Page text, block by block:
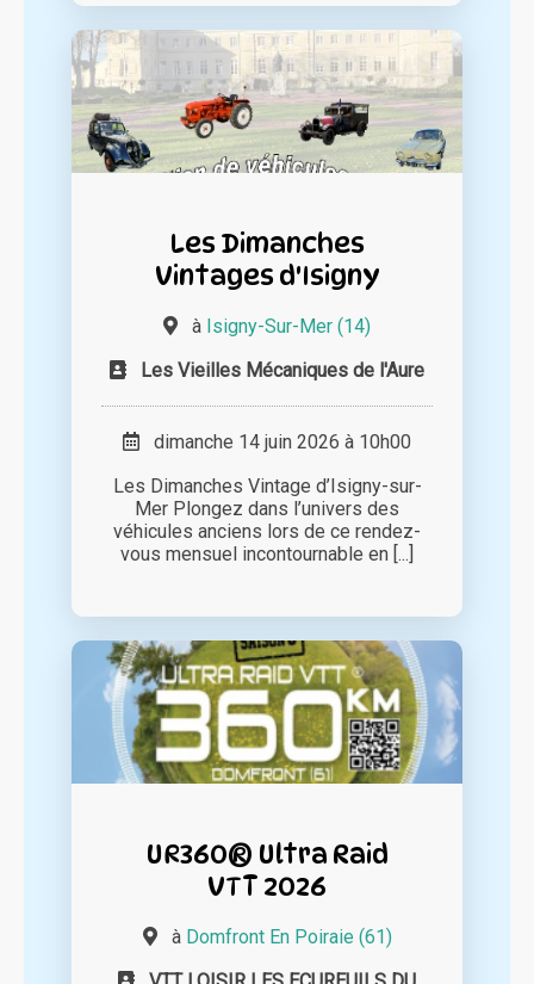
Les Dimanches
Vintages d'Isigny
à Isigny-Sur-Mer (14)
Les Vieilles Mécaniques de l'Aure
dimanche 14 juin 2026 à 10h00
Les Dimanches Vintage d’Isigny-sur-
Mer Plongez dans l’univers des
véhicules anciens lors de ce rendez-
vous mensuel incontournable en [...]
UR360® Ultra Raid
VTT 2026
à Domfront En Poiraie (61)